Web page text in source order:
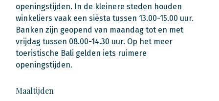
openingstijden. In de kleinere steden houden
winkeliers vaak een siësta tussen 13.00-15.00 uur.
Banken zijn geopend van maandag tot en met
vrijdag tussen 08.00-14.30 uur. Op het meer
toeristische Bali gelden iets ruimere
openingstijden.
Maaltijden